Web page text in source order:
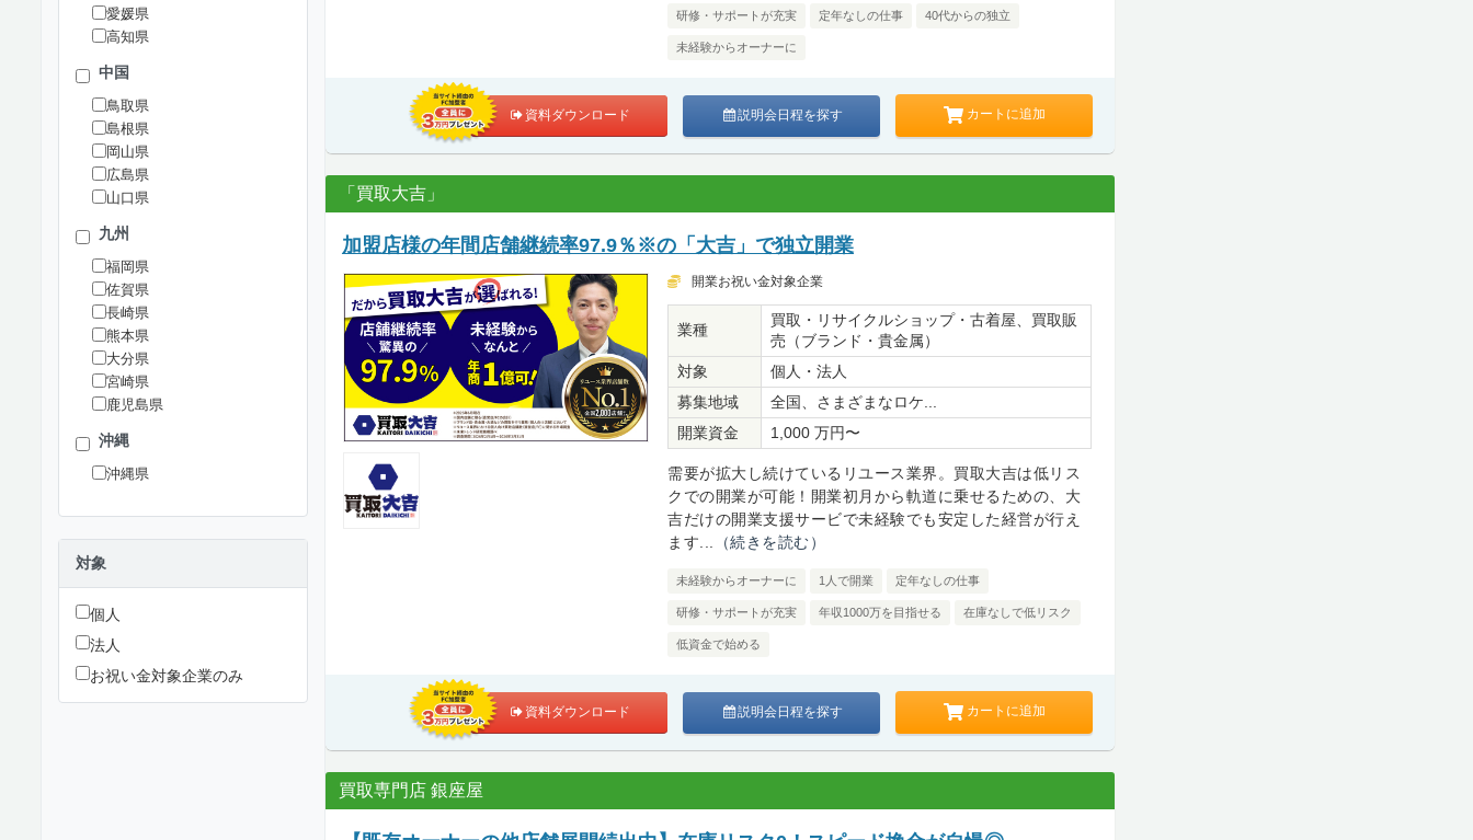
愛媛県
高知県
中国
鳥取県
島根県
岡山県
広島県
山口県
九州
福岡県
佐賀県
長崎県
熊本県
大分県
宮崎県
鹿児島県
沖縄
沖縄県
対象
個人
法人
お祝い金対象企業のみ
研修・サポートが充実 定年なしの仕事 40代からの独立
未経験からオーナーに
資料ダウンロード 説明会日程を探す カートに追加
「買取大吉」
加盟店様の年間店舗継続率97.9％※の「大吉」で独立開業
開業お祝い金対象企業
業種
買取・リサイクルショップ・古着屋、買取販
売（ブランド・貴金属）
対象
個人・法人
募集地域
全国、さまざまなロケ...
開業資金
1,000 万円〜
需要が拡大し続けているリユース業界。買取大吉は低リス
クでの開業が可能！開業初月から軌道に乗せるための、大
吉だけの開業支援サービで未経験でも安定した経営が行え
ます...
（続きを読む）
未経験からオーナーに 1人で開業 定年なしの仕事
研修・サポートが充実 年収1000万を目指せる 在庫なしで低リスク
低資金で始める
資料ダウンロード 説明会日程を探す カートに追加
買取専門店 銀座屋